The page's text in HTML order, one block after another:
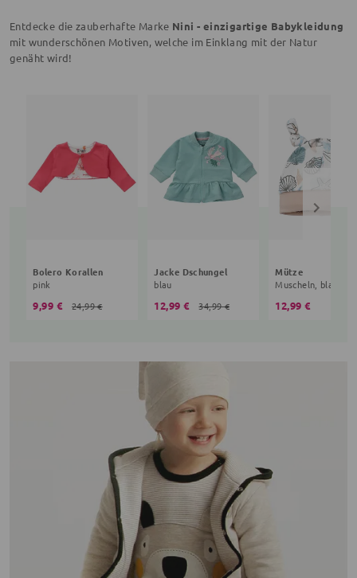
Entdecke die zauberhafte Marke Nini - einzigartige Babykleidung
mit wunderschönen Motiven, welche im Einklang mit der Natur
genäht wird!
Bolero Korallen
pink
9,99 € 24,99 €
Jacke Dschungel
blau
12,99 € 34,99 €
Mütze
Muscheln, blau,
12,99 €